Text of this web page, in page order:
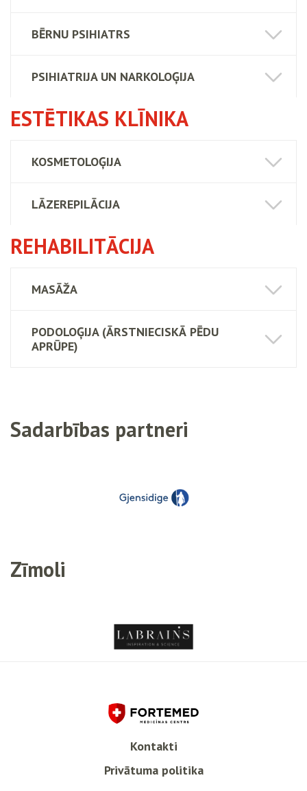
BĒRNU PSIHIATRS
PSIHIATRIJA UN NARKOLOĢIJA
ESTĒTIKAS KLĪNIKA
KOSMETOLOĢIJA
LĀZEREPILĀCIJA
REHABILITĀCIJA
MASĀŽA
PODOLOĢIJA (ĀRSTNIECISKĀ PĒDU
APRŪPE)
Sadarbības partneri
Zīmoli
Kontakti
Privātuma politika